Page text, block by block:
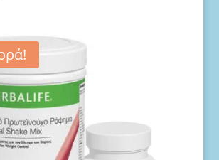
είναι:
63.00 €.